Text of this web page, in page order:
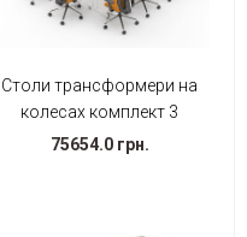
Столи трансформери на
колесах комплект 3
75654.0 грн.